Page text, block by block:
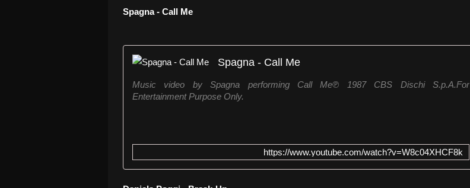
Spagna - Call Me
Spagna - Call Me
Music video by Spagna performing Call Me℗ 1987 CBS Dischi S.p.A.For
Entertainment Purpose Only.
https://www.youtube.com/watch?v=W8c04XHCF8k